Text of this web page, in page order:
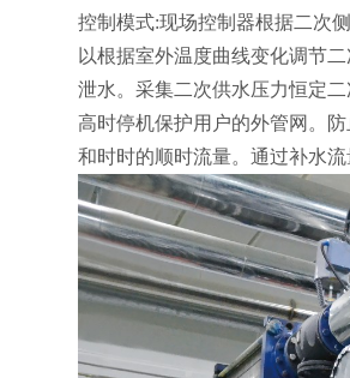
控制模式:现场控制器根据二次
以根据室外温度曲线变化调节
泄水。采集二次供水压力恒定
高时停机保护用户的外管网。
和时时的顺时流量。通过补水